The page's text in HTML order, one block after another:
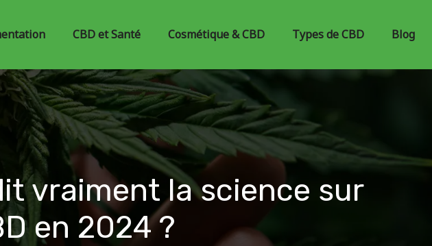
CBD et Santé Cosmétique & CBD Types de CBD Blog
vraiment la science sur
en 2024 ?